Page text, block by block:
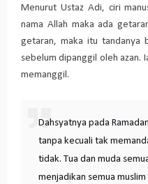
Menurut Ustaz Adi, ciri
nama Allah maka ada
getaran, maka itu tandanya
sebelum dipanggil oleh azan.
memanggil.
Dahsyatnya pada
tanpa kecuali tak
tidak. Tua dan muda
menjadikan semua